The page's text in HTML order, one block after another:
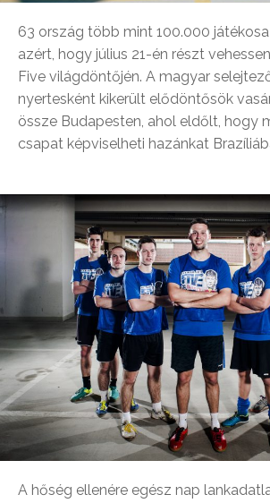
63 ország több mint 100.000
azért, hogy július 21-én részt vehessen
Five világdöntőjén. A magyar
nyertesként kikerült elődöntősök
össze Budapesten, ahol eldőlt, hogy
csapat képviselheti hazánkat
A hőség ellenére egész nap